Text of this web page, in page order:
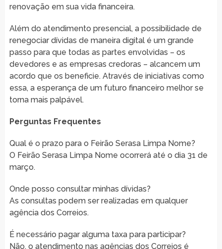
renovação em sua vida financeira.
Além do atendimento presencial, a possibilidade de
renegociar dívidas de maneira digital é um grande
passo para que todas as partes envolvidas – os
devedores e as empresas credoras – alcancem um
acordo que os beneficie. Através de iniciativas como
essa, a esperança de um futuro financeiro melhor se
torna mais palpável.
Perguntas Frequentes
Qual é o prazo para o Feirão Serasa Limpa Nome?
O Feirão Serasa Limpa Nome ocorrerá até o dia 31 de
março.
Onde posso consultar minhas dívidas?
As consultas podem ser realizadas em qualquer
agência dos Correios.
É necessário pagar alguma taxa para participar?
Não, o atendimento nas agências dos Correios é